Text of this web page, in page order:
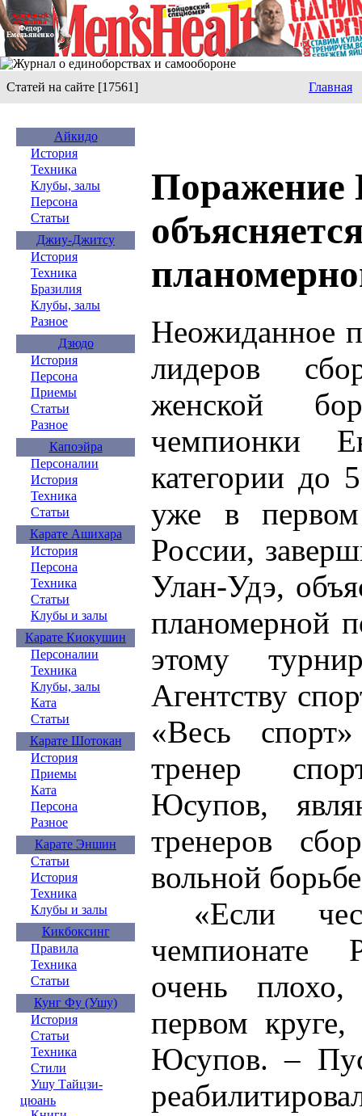
Статей на сайте [17561] Главная
Айкидо
История
Техника
Клубы, залы
Персона
Статьи
Джиу-Джитсу
История
Техника
Бразилия
Клубы, залы
Разное
Дзюдо
История
Персона
Приемы
Статьи
Разное
Капоэйра
Персоналии
История
Техника
Статьи
Карате Ашихара
История
Персона
Техника
Статьи
Клубы и залы
Карате Киокушин
Персоналии
Техника
Клубы, залы
Ката
Статьи
Карате Шотокан
История
Приемы
Ката
Персона
Разное
Карате Эншин
Статьи
История
Техника
Клубы и залы
Кикбоксинг
Правила
Техника
Статьи
Кунг Фу (Ушу)
История
Статьи
Техника
Стили
Ушу Тайцзи-
цюань
Поражение
Неожиданное
лидеров
женской
чемпионки
категории до
уже в первом
России,
Улан-Удэ,
планомерной
этому
Агентству
«Весь
тренер
Юсупов,
тренеров
вольной
«Если
чемпионате
очень
первом
Юсупов. –